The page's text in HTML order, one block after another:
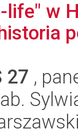
w
27 ,